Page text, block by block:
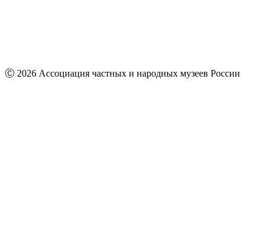
Ⓒ 2026 Ассоциация частных и народных музеев России